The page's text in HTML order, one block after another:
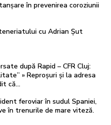
în prevenirea coroziunii
cu Adrian Șut
după Rapid – CFR Cluj:
» Reproșuri și la adresa
că...
feroviar în sudul Spaniei,
în trenurile de mare viteză.